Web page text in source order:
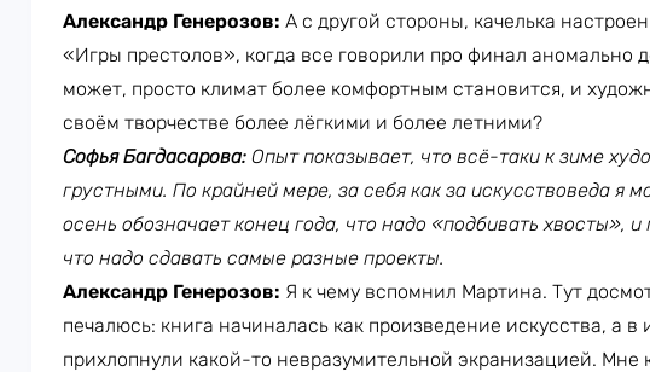
Александр Генерозов: А с другой стороны, качелька
«Игры престолов», когда все говорили про финал аномально
может, просто климат более комфортным становится, и
своём творчестве более лёгкими и более летними?
Софья Багдасарова: Опыт показывает, что всё-таки к зиме
грустными. По крайней мере, за себя как за искусствоведа я
осень обозначает конец года, что надо «подбивать хвосты»,
что надо сдавать самые разные проекты.
Александр Генерозов: Я к чему вспомнил Мартина. Тут
печалюсь: книга начиналась как произведение искусства, а в
прихлопнули какой-то невразумительной экранизацией. Мне